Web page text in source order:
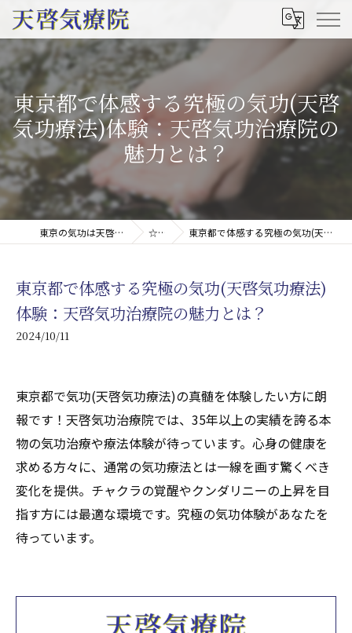
東京都で体感する究極の気功(天啓
気功療法)体験：天啓気功治療院の
魅力とは？
東京の気功は天啓気療院(天啓気功療法治療院) ☆コラム 東京都で体感する究極の気功(天啓気功療法)体験：天啓気功治療院の魅力とは？
東京都で体感する究極の気功(天啓気功療法)
体験：天啓気功治療院の魅力とは？
2024/10/11
東京都で気功(天啓気功療法)の真髄を体験したい方に朗
報です！天啓気功治療院では、35年以上の実績を誇る本
物の気功治療や療法体験が待っています。心身の健康を
求める方々に、通常の気功療法とは一線を画す驚くべき
変化を提供。チャクラの覚醒やクンダリニーの上昇を目
指す方には最適な環境です。究極の気功体験があなたを
待っています。